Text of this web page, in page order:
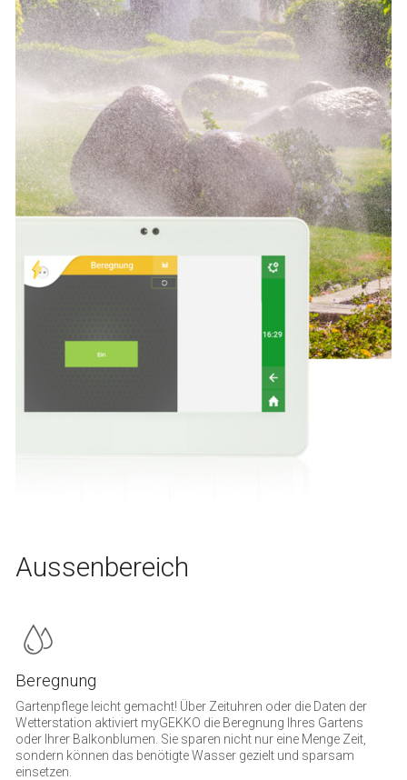
Aussenbereich
Beregnung
Gartenpflege leicht gemacht! Über Zeituhren oder die Daten der
Wetterstation aktiviert myGEKKO die Beregnung Ihres Gartens
oder Ihrer Balkonblumen. Sie sparen nicht nur eine Menge Zeit,
sondern können das benötigte Wasser gezielt und sparsam
einsetzen.